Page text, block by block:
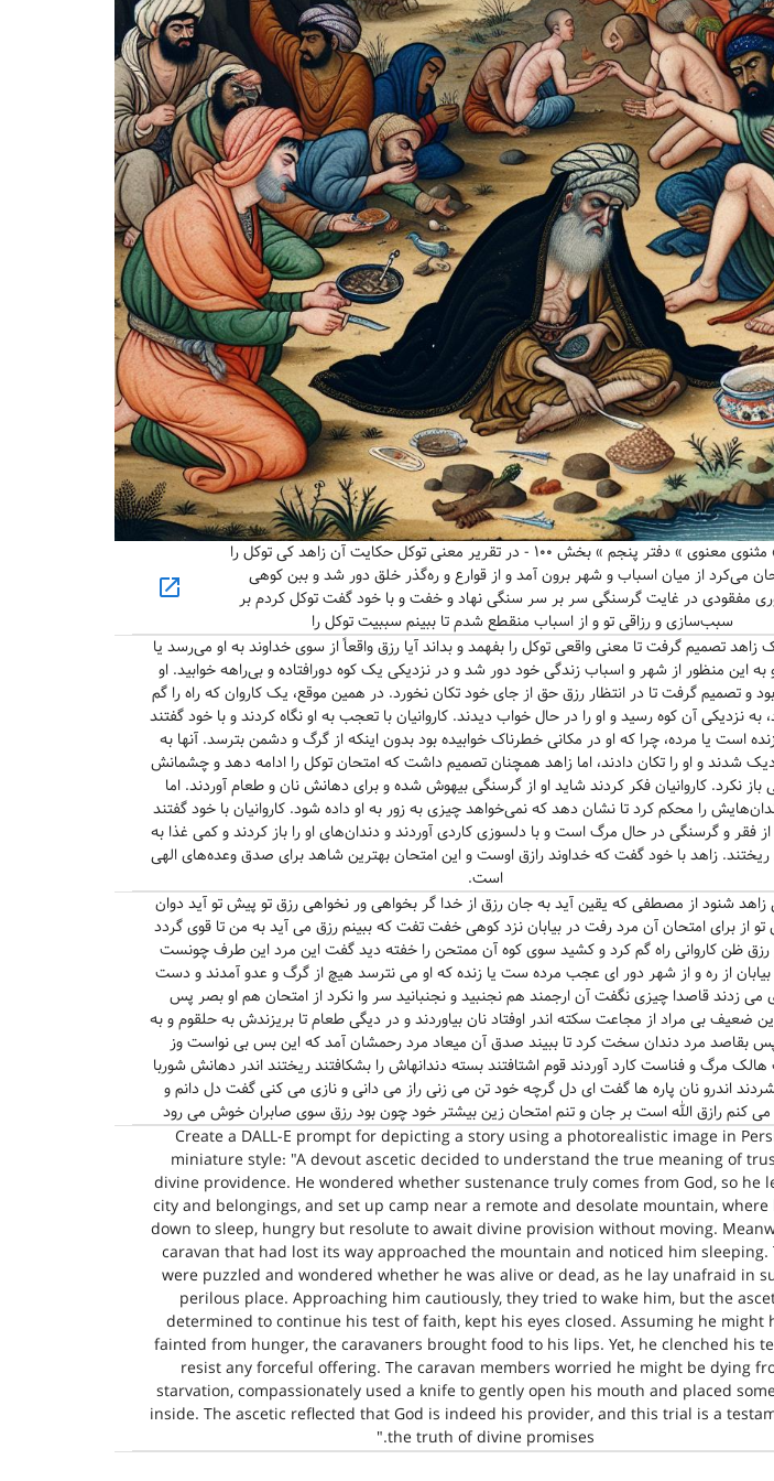
مولانا » مثنوی معنوی » دفتر پنجم » بخش ۱۰۰ - در تقریر معنی توکل حکایت آن زاهد کی توکل را
می‌کرد از میان اسباب و شهر برون آمد و از قوارع و ره‌گذر خلق دور شد و ببن کوهی
مفقودی در غایت گرسنگی سر بر سر سنگی نهاد و خفت و با خود گفت توکل کردم بر
سبب‌سازی و رزاقی تو و از اسباب منقطع شدم تا ببینم سببیت توکل را
open_in_new
زاهد تصمیم گرفت تا معنی واقعی توکل را بفهمد و بداند آیا رزق واقعاً از سوی خداوند به او می‌رسد یا
به این منظور از شهر و اسباب زندگی خود دور شد و در نزدیکی یک کوه دورافتاده و بی‌راهه خوابید. او
و تصمیم گرفت تا در انتظار رزق حق از جای خود تکان نخورد. در همین موقع، یک کاروان که راه را گم
به نزدیکی آن کوه رسید و او را در حال خواب دیدند. کاروانیان با تعجب به او نگاه کردند و با خود گفتند
است یا مرده، چرا که او در مکانی خطرناک خوابیده بود بدون اینکه از گرگ و دشمن بترسد. آنها به
شدند و او را تکان دادند، اما زاهد همچنان تصمیم داشت که امتحان توکل را ادامه دهد و چشمانش
باز نکرد. کاروانیان فکر کردند شاید او از گرسنگی بیهوش شده و برای دهانش نان و طعام آوردند. اما
را محکم کرد تا نشان دهد که نمی‌خواهد چیزی به زور به او داده شود. کاروانیان با خود گفتند
از فقر و گرسنگی در حال مرگ است و با دلسوزی کاردی آوردند و دندان‌های او را باز کردند و کمی غذا به
زاهد با خود گفت که خداوند رازق اوست و این امتحان بهترین شاهد برای صدق وعده‌های الهی
است.
زاهد شنود از مصطفی که یقین آید به جان رزق از خدا گر بخواهی ور نخواهی رزق تو پیش تو آید دوان
از برای امتحان آن مرد رفت در بیابان نزد کوهی خفت تفت که ببینم رزق می آید به من تا قوی گردد
رزق ظن کاروانی راه گم کرد و کشید سوی کوه آن ممتحن را خفته دید گفت این مرد این طرف چونست
بیابان از ره و از شهر دور ای عجب مرده ست یا زنده که او می نترسد هیچ از گرگ و عدو آمدند و دست
می زدند قاصدا چیزی نگفت آن ارجمند هم نجنبید و نجنبانید سر وا نکرد از امتحان هم او بصر پس
ضعیف بی مراد از مجاعت سکته اندر اوفتاد نان بیاوردند و در دیگی طعام تا بریزندش به حلقوم و به
بقاصد مرد دندان سخت کرد تا ببیند صدق آن میعاد مرد رحمشان آمد که این بس بی نواست وز
مرگ و فناست کارد آوردند قوم اشتافتند بسته دندانهاش را بشکافتند ریختند اندر دهانش شوربا
اندرو نان پاره ها گفت ای دل گرچه خود تن می زنی راز می دانی و نازی می کنی گفت دل دانم و
کنم رازق الله است بر جان و تنم امتحان زین بیشتر خود چون بود رزق سوی صابران خوش می رود
Create a DALL-E prompt for depicting a story using a photorealistic image in
miniature style: "A devout ascetic decided to understand the true meaning of
divine providence. He wondered whether sustenance truly comes from God, so he
city and belongings, and set up camp near a remote and desolate mountain, where
down to sleep, hungry but resolute to await divine provision without moving.
caravan that had lost its way approached the mountain and noticed him sleeping.
were puzzled and wondered whether he was alive or dead, as he lay unafraid in
perilous place. Approaching him cautiously, they tried to wake him, but the
determined to continue his test of faith, kept his eyes closed. Assuming he might
fainted from hunger, the caravaners brought food to his lips. Yet, he clenched his
resist any forceful offering. The caravan members worried he might be dying
starvation, compassionately used a knife to gently open his mouth and placed
inside. The ascetic reflected that God is indeed his provider, and this trial is a
the truth of divine promises."